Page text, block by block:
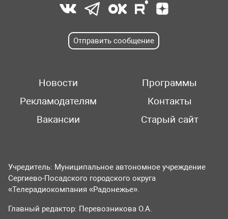
Отправить сообщение
Новости
Программы
Рекламодателям
Контакты
Вакансии
Старый сайт
Учредитель: Муниципальное автономное учреждение
Сергиево-Посадского городского округа
«Телерадиокомпания «Радонежье».
Главный редактор: Перевозникова О.А.